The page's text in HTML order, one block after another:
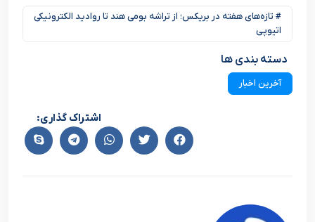
# تازه‌های هفته در بریکس؛ از تراشه بومی هند تا روادید الکترونیکی
اتیوپی
دسته بندی ها
آخرین اخبار
اشتراک گذاری: